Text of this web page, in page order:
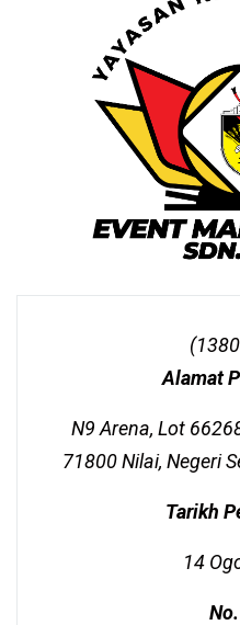
Alamat
N9 Arena, Lot
71800 Nilai, Negeri
Tarikh
14